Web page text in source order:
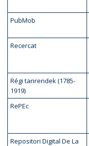
PubMob
Recercat
Régi tanrendek (1785-
1919)
RePEc
Repositori Digital De La